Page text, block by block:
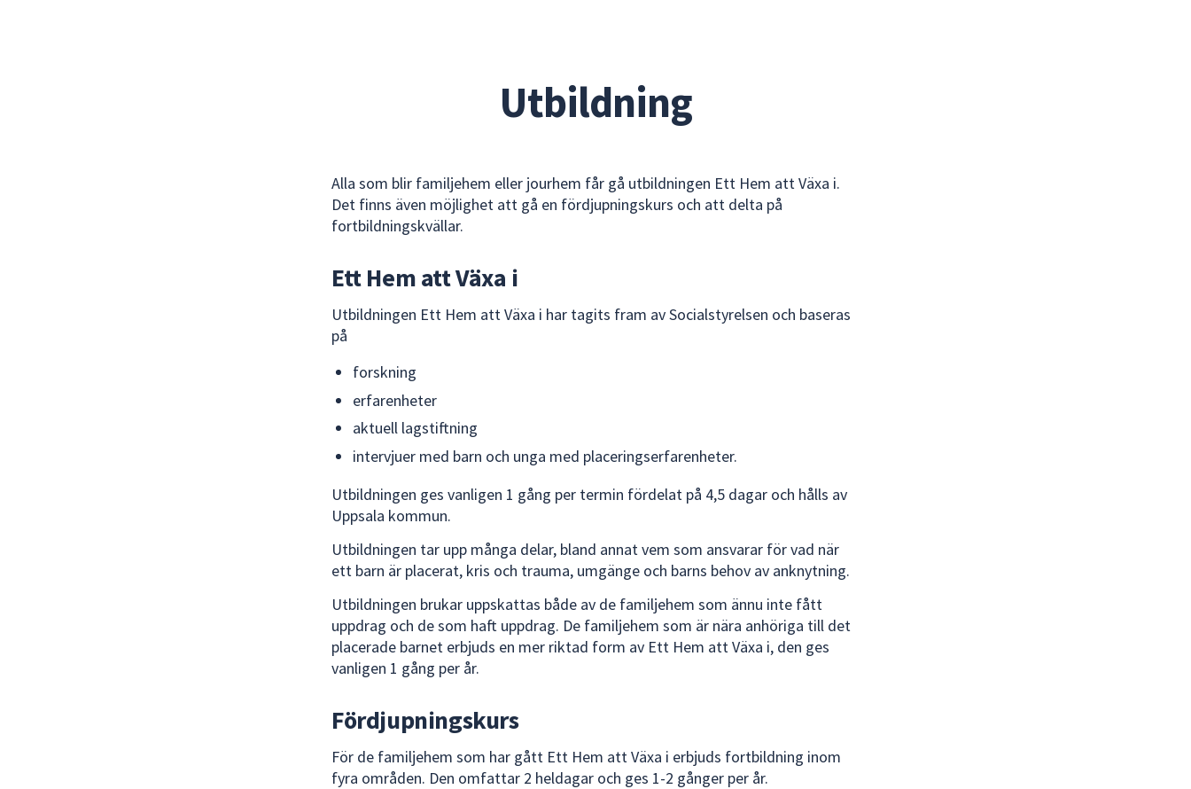
Utbildning
Alla som blir familjehem eller jourhem får gå utbildningen Ett Hem att Växa i.
Det finns även möjlighet att gå en fördjupningskurs och att delta på
fortbildningskvällar.
Ett Hem att Växa i
Utbildningen Ett Hem att Växa i har tagits fram av Socialstyrelsen och baseras
på
forskning
erfarenheter
aktuell lagstiftning
intervjuer med barn och unga med placeringserfarenheter.
Utbildningen ges vanligen 1 gång per termin fördelat på 4,5 dagar och hålls av
Uppsala kommun.
Utbildningen tar upp många delar, bland annat vem som ansvarar för vad när
ett barn är placerat, kris och trauma, umgänge och barns behov av anknytning.
Utbildningen brukar uppskattas både av de familjehem som ännu inte fått
uppdrag och de som haft uppdrag. De familjehem som är nära anhöriga till det
placerade barnet erbjuds en mer riktad form av Ett Hem att Växa i, den ges
vanligen 1 gång per år.
Fördjupningskurs
För de familjehem som har gått Ett Hem att Växa i erbjuds fortbildning inom
fyra områden. Den omfattar 2 heldagar och ges 1-2 gånger per år.